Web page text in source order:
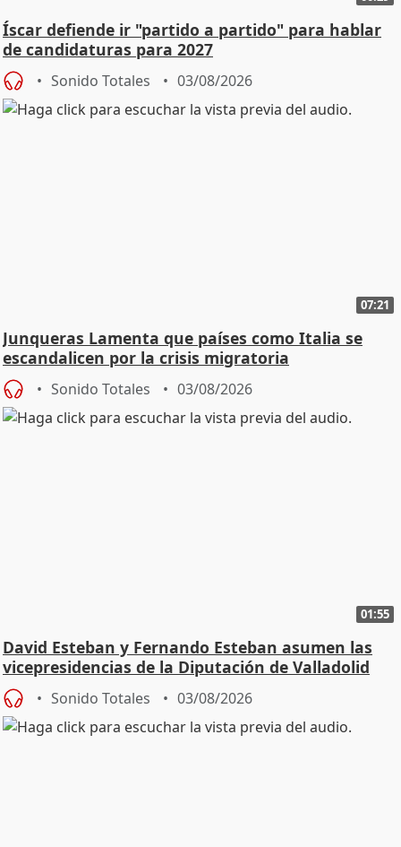
Íscar defiende ir "partido a partido" para hablar
de candidaturas para 2027
Sonido Totales 03/08/2026
07:21
Junqueras Lamenta que países como Italia se
escandalicen por la crisis migratoria
Sonido Totales 03/08/2026
01:55
David Esteban y Fernando Esteban asumen las
vicepresidencias de la Diputación de Valladolid
Sonido Totales 03/08/2026